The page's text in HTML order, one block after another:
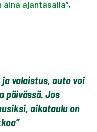
ajantasalla”,
valaistus, auto voi
päivässä. Jos
aikataulu on